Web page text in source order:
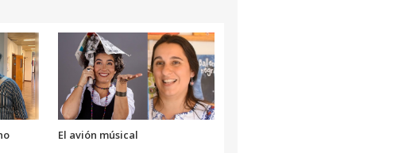
aumentar
o
disminuir
el
volumen.
El avión músical